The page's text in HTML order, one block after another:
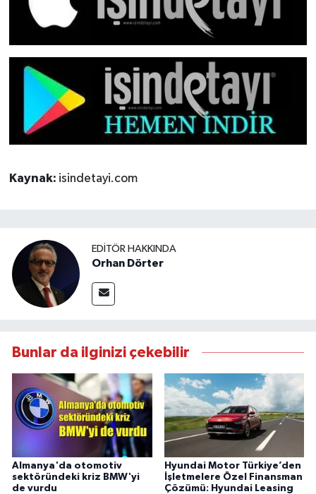
Kaynak: isindetayi.com
EDITÖR HAKKINDA
Orhan Dörter
Bunlar da ilginizi çekebilir
Almanya'da otomotiv
sektöründeki kriz BMW'yi
de vurdu
Hyundai Motor Türkiye’den
İşletmelere Özel Finansman
Çözümü: Hyundai Leasing